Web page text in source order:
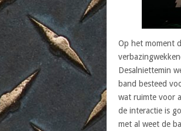
Op het moment
Desalniettemin
band besteed
wat ruimte voor
de interactie is
met al weet de